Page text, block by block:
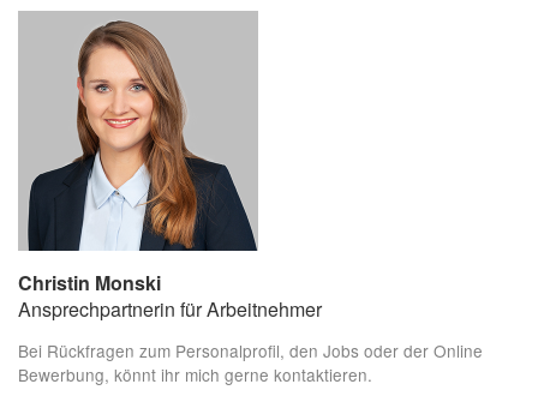
Christin Monski
Ansprechpartnerin für Arbeitnehmer
Bei Rückfragen zum Personalprofil, den Jobs oder der Online
Bewerbung, könnt ihr mich gerne kontaktieren.